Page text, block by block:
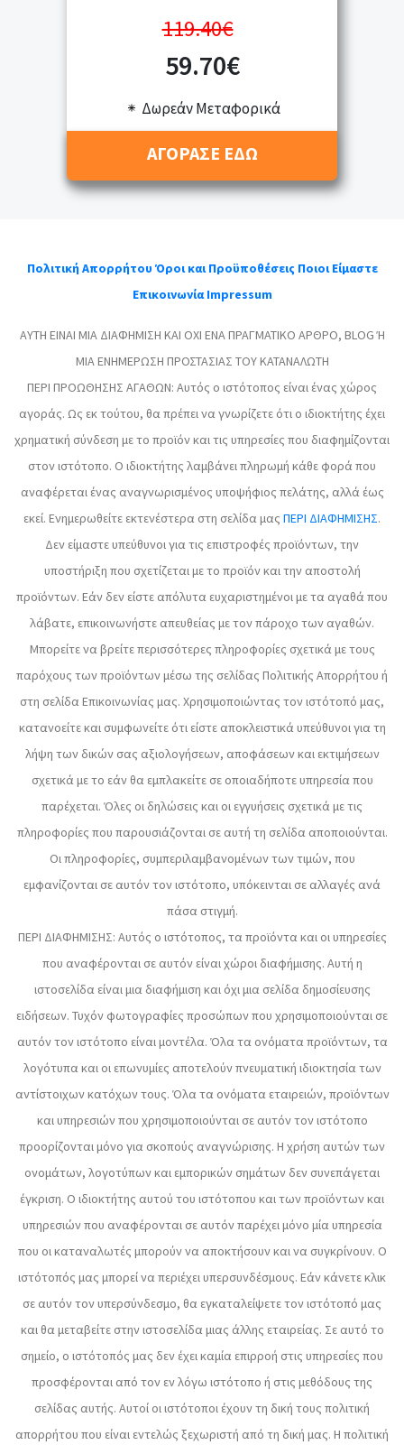
119.40€
59.70€
Δωρεάν Μεταφορικά
ΑΓΟΡΑΣΕ ΕΔΩ
Πολιτική Απορρήτου Όροι και Προϋποθέσεις Ποιοι Είμαστε
Επικοινωνία Impressum
ΑΥΤΗ ΕΙΝΑΙ ΜΙΑ ΔΙΑΦΗΜΙΣΗ ΚΑΙ ΟΧΙ ENA ΠΡΑΓΜΑΤΙΚΟ ΑΡΘΡΟ, BLOG Ή
MIA ΕΝΗΜΕΡΩΣΗ ΠΡΟΣΤΑΣΙΑΣ TOY ΚΑΤΑΝΑΛΩΤΗ
ΠΕΡΙ ΠΡΟΩΘΗΣΗΣ ΑΓΑΘΩΝ: Αυτός ο ιστότοπος είναι ένας χώρος
αγοράς. Ως εκ τούτου, θα πρέπει να γνωρίζετε ότι ο ιδιοκτήτης έχει
χρηματική σύνδεση με το προϊόν και τις υπηρεσίες που διαφημίζονται
στον ιστότοπο. Ο ιδιοκτήτης λαμβάνει πληρωμή κάθε φορά που
αναφέρεται ένας αναγνωρισμένος υποψήφιος πελάτης, αλλά έως
εκεί. Ενημερωθείτε εκτενέστερα στη σελίδα μας ΠΕΡΙ ΔΙΑΦΗΜΙΣΗΣ.
Δεν είμαστε υπεύθυνοι για τις επιστροφές προϊόντων, την
υποστήριξη που σχετίζεται με το προϊόν και την αποστολή
προϊόντων. Εάν δεν είστε απόλυτα ευχαριστημένοι με τα αγαθά που
λάβατε, επικοινωνήστε απευθείας με τον πάροχο των αγαθών.
Μπορείτε να βρείτε περισσότερες πληροφορίες σχετικά με τους
παρόχους των προϊόντων μέσω της σελίδας Πολιτικής Απορρήτου ή
στη σελίδα Επικοινωνίας μας. Χρησιμοποιώντας τον ιστότοπό μας,
κατανοείτε και συμφωνείτε ότι είστε αποκλειστικά υπεύθυνοι για τη
λήψη των δικών σας αξιολογήσεων, αποφάσεων και εκτιμήσεων
σχετικά με το εάν θα εμπλακείτε σε οποιαδήποτε υπηρεσία που
παρέχεται. Όλες οι δηλώσεις και οι εγγυήσεις σχετικά με τις
πληροφορίες που παρουσιάζονται σε αυτή τη σελίδα αποποιούνται.
Οι πληροφορίες, συμπεριλαμβανομένων των τιμών, που
εμφανίζονται σε αυτόν τον ιστότοπο, υπόκεινται σε αλλαγές ανά
πάσα στιγμή.
ΠΕΡΙ ΔΙΑΦΗΜΙΣΗΣ: Αυτός ο ιστότοπος, τα προϊόντα και οι υπηρεσίες
που αναφέρονται σε αυτόν είναι χώροι διαφήμισης. Αυτή η
ιστοσελίδα είναι μια διαφήμιση και όχι μια σελίδα δημοσίευσης
ειδήσεων. Τυχόν φωτογραφίες προσώπων που χρησιμοποιούνται σε
αυτόν τον ιστότοπο είναι μοντέλα. Όλα τα ονόματα προϊόντων, τα
λογότυπα και οι επωνυμίες αποτελούν πνευματική ιδιοκτησία των
αντίστοιχων κατόχων τους. Όλα τα ονόματα εταιρειών, προϊόντων
και υπηρεσιών που χρησιμοποιούνται σε αυτόν τον ιστότοπο
προορίζονται μόνο για σκοπούς αναγνώρισης. Η χρήση αυτών των
ονομάτων, λογοτύπων και εμπορικών σημάτων δεν συνεπάγεται
έγκριση. Ο ιδιοκτήτης αυτού του ιστότοπου και των προϊόντων και
υπηρεσιών που αναφέρονται σε αυτόν παρέχει μόνο μία υπηρεσία
που οι καταναλωτές μπορούν να αποκτήσουν και να συγκρίνουν. Ο
ιστότοπός μας μπορεί να περιέχει υπερσυνδέσμους. Εάν κάνετε κλικ
σε αυτόν τον υπερσύνδεσμο, θα εγκαταλείψετε τον ιστότοπό μας
και θα μεταβείτε στην ιστοσελίδα μιας άλλης εταιρείας. Σε αυτό το
σημείο, ο ιστότοπός μας δεν έχει καμία επιρροή στις υπηρεσίες που
προσφέρονται από τον εν λόγω ιστότοπο ή στις μεθόδους της
σελίδας αυτής. Αυτοί οι ιστότοποι έχουν τη δική τους πολιτική
απορρήτου που είναι εντελώς ξεχωριστή από τη δική μας. Η πολιτική